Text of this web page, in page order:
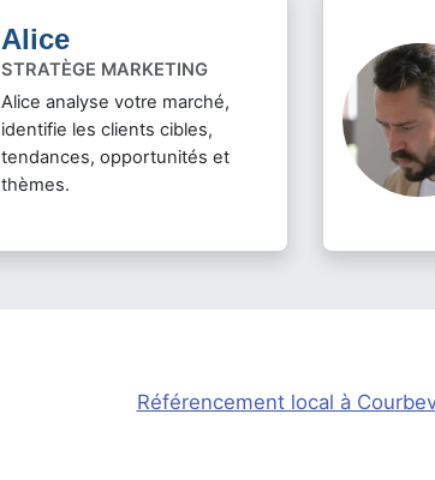
Alice
STRATÈGE MARKETING
Alice analyse votre marché,
identifie les clients cibles,
tendances, opportunités et
thèmes.
Référencement local à